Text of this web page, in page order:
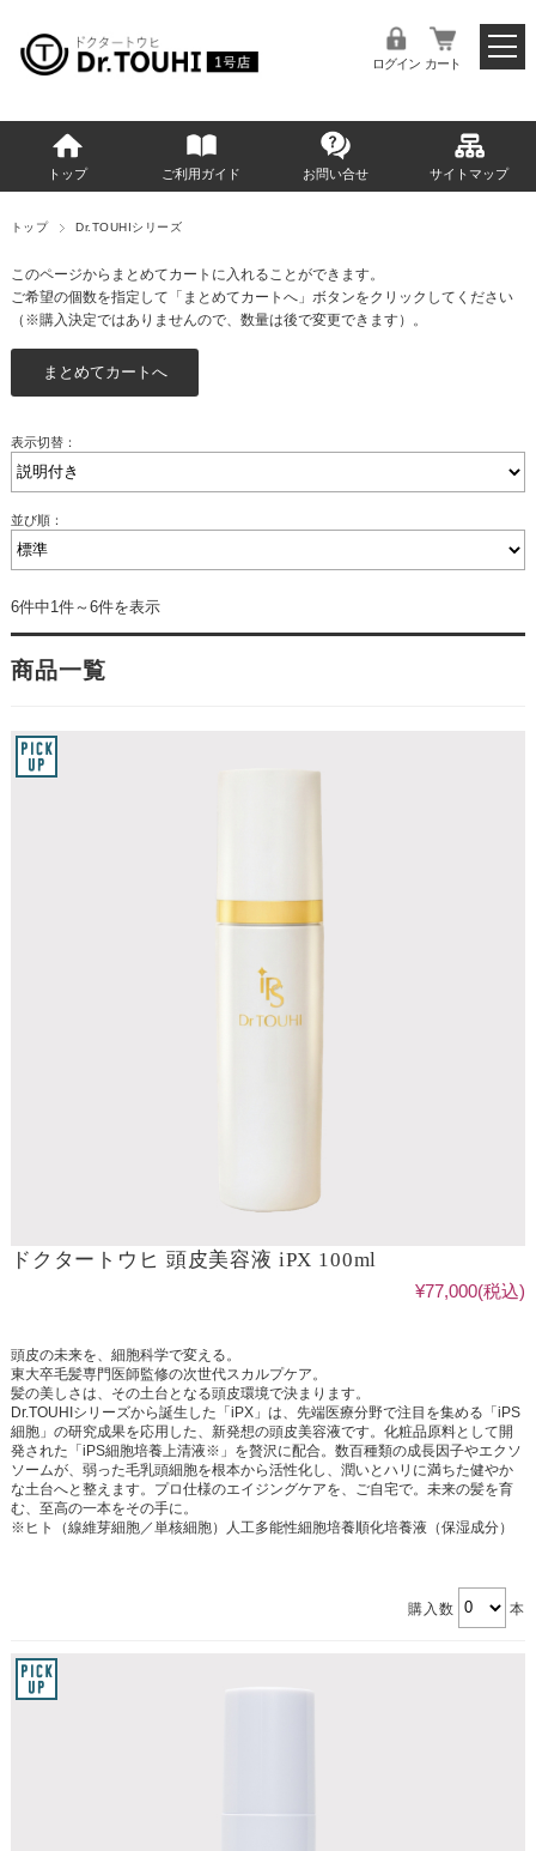
ログイン カート
トップ ご利用ガイド お問い合せ サイトマップ
トップ Dr.TOUHIシリーズ
このページからまとめてカートに入れることができます。
ご希望の個数を指定して「まとめてカートへ」ボタンをクリックしてください
（※購入決定ではありませんので、数量は後で変更できます）。
表示切替：
並び順：
6件中1件～6件を表示
商品一覧
ドクタートウヒ 頭皮美容液 iPX 100ml
¥77,000(税込)
頭皮の未来を、細胞科学で変える。
東大卒毛髪専門医師監修の次世代スカルプケア。
髪の美しさは、その土台となる頭皮環境で決まります。
Dr.TOUHIシリーズから誕生した「iPX」は、先端医療分野で注目を集める「iPS
細胞」の研究成果を応用した、新発想の頭皮美容液です。化粧品原料として開
発された「iPS細胞培養上清液※」を贅沢に配合。数百種類の成長因子やエクソ
ソームが、弱った毛乳頭細胞を根本から活性化し、潤いとハリに満ちた健やか
な土台へと整えます。プロ仕様のエイジングケアを、ご自宅で。未来の髪を育
む、至高の一本をその手に。
※ヒト（線維芽細胞／単核細胞）人工多能性細胞培養順化培養液（保湿成分）
購入数 本